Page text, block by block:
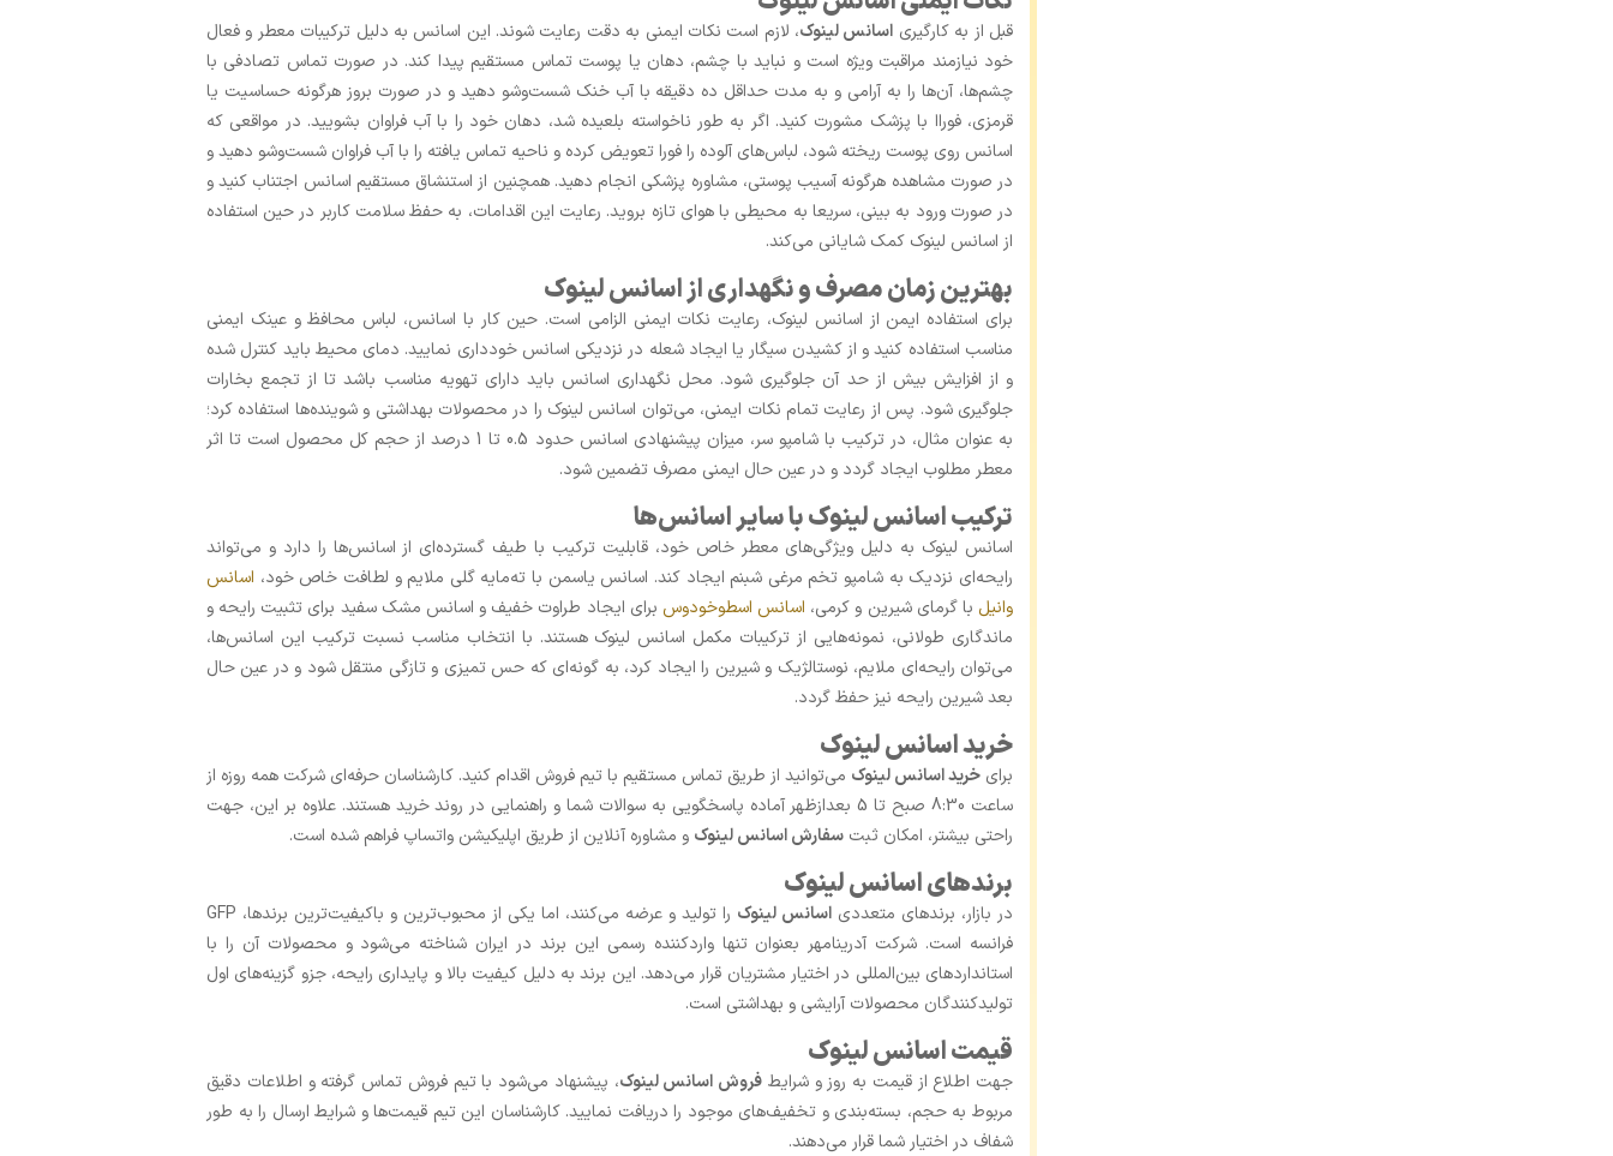
قبل از به‌ کارگیری اسانس لینوک، لازم است نکات ایمنی به دقت رعایت شوند. این اسانس به دلیل ترکیبات معطر و فعال
خود نیازمند مراقبت ویژه است و نباید با چشم، دهان یا پوست تماس مستقیم پیدا کند. در صورت تماس تصادفی با
چشم‌ها، آن‌ها را به آرامی و به مدت حداقل ده دقیقه با آب خنک شست‌وشو دهید و در صورت بروز هرگونه حساسیت یا
قرمزی، فوراا با پزشک مشورت کنید. اگر به‌ طور ناخواسته بلعیده شد، دهان خود را با آب فراوان بشویید. در مواقعی که
اسانس روی پوست ریخته شود، لباس‌های آلوده را فورا تعویض کرده و ناحیه تماس یافته را با آب فراوان شست‌وشو دهید و
در صورت مشاهده هرگونه آسیب پوستی، مشاوره پزشکی انجام دهید. همچنین از استنشاق مستقیم اسانس اجتناب کنید و
در صورت ورود به بینی، سریعا به محیطی با هوای تازه بروید. رعایت این اقدامات، به حفظ سلامت کاربر در حین استفاده
از اسانس لینوک کمک شایانی می‌کند.
بهترین زمان مصرف و نگهداری از اسانس لینوک
برای استفاده ایمن از اسانس لینوک، رعایت نکات ایمنی الزامی است. حین کار با اسانس، لباس محافظ و عینک ایمنی
مناسب استفاده کنید و از کشیدن سیگار یا ایجاد شعله در نزدیکی اسانس خودداری نمایید. دمای محیط باید کنترل شده
و از افزایش بیش از حد آن جلوگیری شود. محل نگهداری اسانس باید دارای تهویه مناسب باشد تا از تجمع بخارات
جلوگیری شود. پس از رعایت تمام نکات ایمنی، می‌توان اسانس لینوک را در محصولات بهداشتی و شوینده‌ها استفاده کرد؛
به عنوان مثال، در ترکیب با شامپو سر، میزان پیشنهادی اسانس حدود 0.5 تا 1 درصد از حجم کل محصول است تا اثر
معطر مطلوب ایجاد گردد و در عین حال ایمنی مصرف تضمین شود.
ترکیب اسانس لینوک با سایر اسانس‌ها
اسانس لینوک به دلیل ویژگی‌های معطر خاص خود، قابلیت ترکیب با طیف گسترده‌ای از اسانس‌ها را دارد و می‌تواند
رایحه‌ای نزدیک به شامپو تخم‌ مرغی شبنم ایجاد کند. اسانس یاسمن با ته‌مایه گلی ملایم و لطافت خاص خود، اسانس
وانیل با گرمای شیرین و کرمی، اسانس اسطوخودوس برای ایجاد طراوت خفیف و اسانس مشک سفید برای تثبیت رایحه و
ماندگاری طولانی، نمونه‌هایی از ترکیبات مکمل اسانس لینوک هستند. با انتخاب مناسب نسبت ترکیب این اسانس‌ها،
می‌توان رایحه‌ای ملایم، نوستالژیک و شیرین را ایجاد کرد، به گونه‌ای که حس تمیزی و تازگی منتقل شود و در عین حال
بعد شیرین رایحه نیز حفظ گردد.
خرید اسانس لینوک
برای خرید اسانس لینوک می‌توانید از طریق تماس مستقیم با تیم فروش اقدام کنید. کارشناسان حرفه‌ای شرکت همه روزه از
ساعت 8:30 صبح تا 5 بعدازظهر آماده پاسخگویی به سوالات شما و راهنمایی در روند خرید هستند. علاوه بر این، جهت
راحتی بیشتر، امکان ثبت سفارش اسانس لینوک و مشاوره آنلاین از طریق اپلیکیشن واتساپ فراهم شده است.
برندهای اسانس لینوک
در بازار، برندهای متعددی اسانس لینوک
را تولید و عرضه می‌کنند، اما یکی از محبوب‌ترین و باکیفیت‌ترین برندها، GFP
فرانسه است. شرکت آدرینامهر بعنوان تنها واردکننده رسمی این برند در ایران شناخته می‌شود و محصولات آن را با
استانداردهای بین‌المللی در اختیار مشتریان قرار می‌دهد. این برند به دلیل کیفیت بالا و پایداری رایحه، جزو گزینه‌های اول
تولیدکنندگان محصولات آرایشی و بهداشتی است.
قیمت اسانس لینوک
جهت اطلاع از قیمت به‌ روز و شرایط فروش اسانس لینوک، پیشنهاد می‌شود با تیم فروش تماس گرفته و اطلاعات دقیق
مربوط به حجم، بسته‌بندی و تخفیف‌های موجود را دریافت نمایید. کارشناسان این تیم قیمت‌ها و شرایط ارسال را به طور
شفاف در اختیار شما قرار می‌دهند.